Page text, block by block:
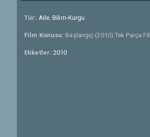
Tür: Aile,Bilim-Kurgu
Film Konusu: Başlangıç (2010) Tek Parça
Etiketler:2010